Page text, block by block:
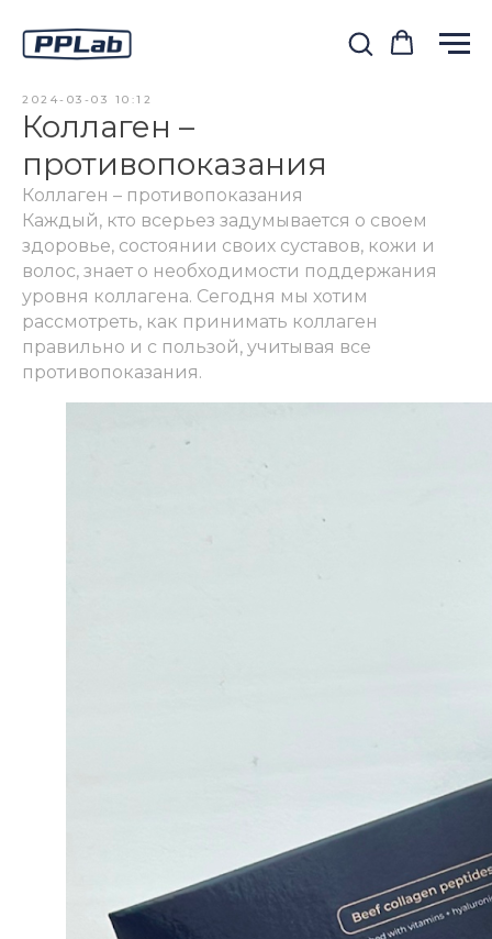
2024-03-03 10:12
Коллаген –
противопоказания
Коллаген – противопоказания
Каждый, кто всерьез задумывается о своем
здоровье, состоянии своих суставов, кожи и
волос, знает о необходимости поддержания
уровня коллагена. Сегодня мы хотим
рассмотреть, как принимать коллаген
правильно и с пользой, учитывая все
противопоказания.